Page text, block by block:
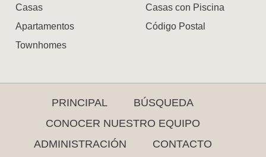
Casas
Apartamentos
Townhomes
Casas con Piscina
Código Postal
PRINCIPAL
BÚSQUEDA
CONOCER NUESTRO EQUIPO
ADMINISTRACIÓN
CONTACTO